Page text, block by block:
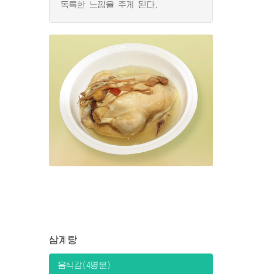
독특한 느낌을 주게 된다.
삼계탕
음식감(4명분)